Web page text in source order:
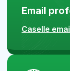
Email
Caselle